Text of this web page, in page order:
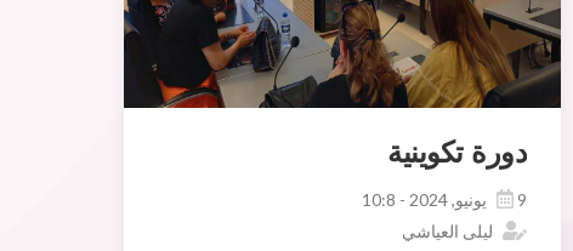
دورة تكوينية
9 يونيو, 2024 - 10:8
ليلى العياشي